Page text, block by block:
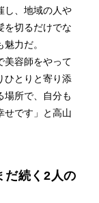
し、地域の人や
を切るだけでな
力だ。
美容師をやって
ひとりと寄り添
場所で、自分も
せです」と高山
だ続く2人の